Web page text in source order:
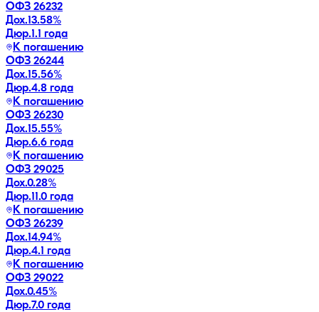
ОФЗ 26232
Дох.13.58%
Дюр.1.1 года
К погашению
ОФЗ 26244
Дох.15.56%
Дюр.4.8 года
К погашению
ОФЗ 26230
Дох.15.55%
Дюр.6.6 года
К погашению
ОФЗ 29025
Дох.0.28%
Дюр.11.0 года
К погашению
ОФЗ 26239
Дох.14.94%
Дюр.4.1 года
К погашению
ОФЗ 29022
Дох.0.45%
Дюр.7.0 года